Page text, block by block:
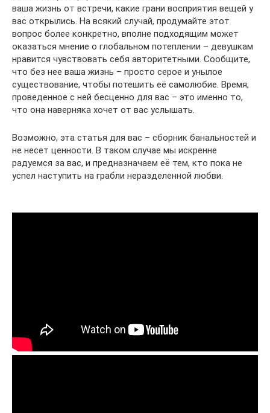
ваша жизнь от встречи, какие грани восприятия вещей у
вас открылись. На всякий случай, продумайте этот
вопрос более конкретно, вполне подходящим может
оказаться мнение о глобальном потеплении – девушкам
нравится чувствовать себя авторитетными. Сообщите,
что без нее ваша жизнь – просто серое и унылое
существование, чтобы потешить её самолюбие. Время,
проведенное с ней бесценно для вас – это именно то,
что она наверняка хочет от вас услышать.
Возможно, эта статья для вас – сборник банальностей и
не несет ценности. В таком случае мы искренне
радуемся за вас, и предназначаем её тем, кто пока не
успел наступить на грабли неразделенной любви.